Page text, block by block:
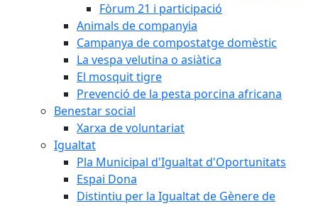
Fòrum 21 i participació
Animals de companyia
Campanya de compostatge domèstic
La vespa velutina o asiàtica
El mosquit tigre
Prevenció de la pesta porcina africana
Benestar social
Xarxa de voluntariat
Igualtat
Pla Municipal d'Igualtat d'Oportunitats
Espai Dona
Distintiu per la Igualtat de Gènere de